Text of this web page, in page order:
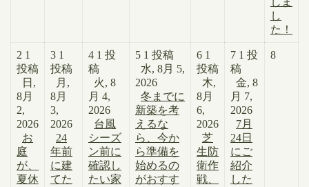
し
た！
2 1
投稿
日,
8月
2,
2026
お
庭
が、
夏休
3 1
投稿
月,
8月
3,
2026
24
年前
に建
てた
4 1 投
稿
火, 8
月 4,
2026
台風
シーズ
ン前に
確認し
たい家
5 1 投稿
水, 8月 5,
2026
冬までに
新築を考
えるな
ら、今か
ら準備を
始めるの
がおすす
6 1
投稿
木,
8月
6,
2026
芝
生防
衛作
戦、
7 1 投
稿
金, 8
月 7,
2026
7月
24日
にご
紹介
した
8